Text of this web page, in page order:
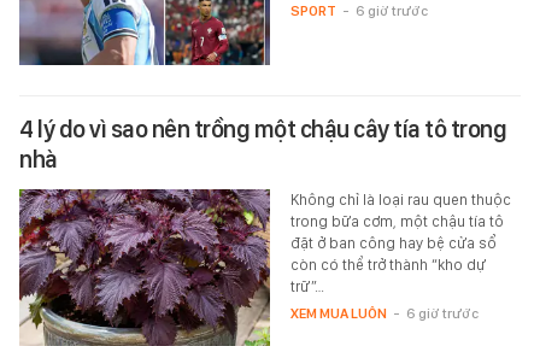
SPORT - 6 giờ trước
4 lý do vì sao nên trồng một chậu cây tía tô trong
nhà
Không chỉ là loại rau quen thuộc
trong bữa cơm, một chậu tía tô
đặt ở ban công hay bệ cửa sổ
còn có thể trở thành “kho dự
trữ”…
XEM MUA LUÔN - 6 giờ trước